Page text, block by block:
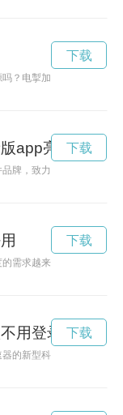
？电掣加速器可以帮助
下载
app亮点
牌，致力于提供极速体
下载
需求越来越高。为了提
下载
用登录
的新型科技产品，能够
下载